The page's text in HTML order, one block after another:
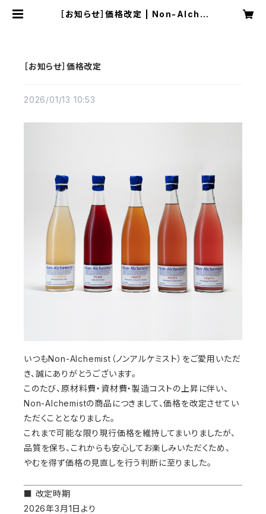
［お知らせ］価格改定 | Non-Alche
［お知らせ］価格改定
2026/01/13 10:53
いつもNon-Alchemist（ノンアルケミスト）をご愛用いただ
き、誠にありがとうございます。
このたび、原材料費・資材費・製造コストの上昇に伴い、
Non-Alchemistの商品につきまして、価格を改定させてい
ただくこととなりました。
これまで可能な限り現行価格を維持してまいりましたが、
品質を保ち、これからも安心してお楽しみいただくため、
やむを得ず価格の見直しを行う判断に至りました。
■ 改定時期
2026年3月1日より